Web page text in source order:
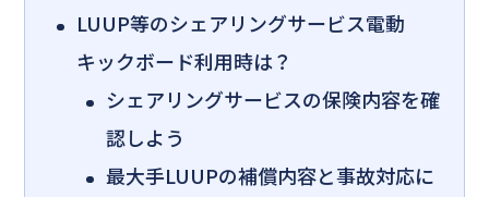
LUUP等のシェアリングサービス電動
キックボード利用時は？
シェアリングサービスの保険内容を確
認しよう
最大手LUUPの補償内容と事故対応に